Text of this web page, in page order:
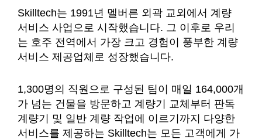
Skilltech는 1991년 멜버른 외곽 교외에서 계량
서비스 사업으로 시작했습니다. 그 이후로 우리
는 호주 전역에서 가장 크고 경험이 풍부한 계량
서비스 제공업체로 성장했습니다.
1,300명의 직원으로 구성된 팀이 매일 164,000개
가 넘는 건물을 방문하고 계량기 교체부터 판독
계량기 및 일반 계량 작업에 이르기까지 다양한
서비스를 제공하는 Skilltech는 모든 고객에게 가